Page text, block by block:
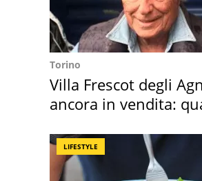
Torino
Villa Frescot degli
ancora in vendita:
LIFESTYLE